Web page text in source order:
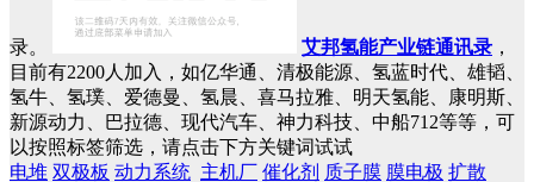
录。 艾邦氢能产业链通讯录 ，
目前有2200人加入，如亿华通、清极能源、氢蓝时代、雄韬、
氢牛、氢璞、爱德曼、氢晨、喜马拉雅、明天氢能、康明斯、
新源动力、巴拉德、现代汽车、神力科技、中船712等等，可
以按照标签筛选，请点击下方关键词试试
电堆 双极板 动力系统 主机厂 催化剂 质子膜 膜电极 扩散